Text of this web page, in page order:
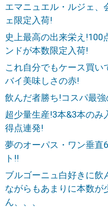
エマニュエル・ルジェ、
ェ限定入荷!
史上最高の出来栄え!100
ンドが本数限定入荷!
これ自分でもケース買い
バイ美味しさの赤!
飲んだ者勝ち!コスパ最
超少量生産!3本&3本のみ
得点連発!
夢のオーパス・ワン垂直
ト!!
ブルゴーニュ白好きに飲
ながらもあまりに本数が
ん、、、